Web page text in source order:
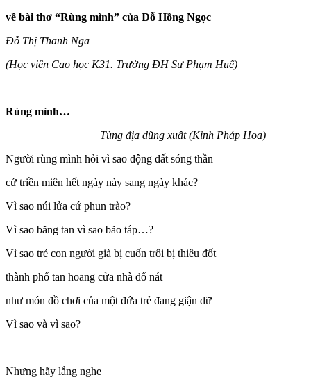
về bài thơ “Rùng mình” của Đỗ Hồng Ngọc
Đỗ Thị Thanh Nga
(Học viên Cao học K31. Trường ĐH Sư Phạm Huế)
Rùng mình…
Tùng địa dũng xuất (Kinh Pháp Hoa)
Người rùng mình hỏi vì sao động đất sóng thần
cứ triền miên hết ngày này sang ngày khác?
Vì sao núi lửa cứ phun trào?
Vì sao băng tan vì sao bão táp…?
Vì sao trẻ con người già bị cuốn trôi bị thiêu đốt
thành phố tan hoang cửa nhà đổ nát
như món đồ chơi của một đứa trẻ đang giận dữ
Vì sao và vì sao?
Nhưng hãy lắng nghe